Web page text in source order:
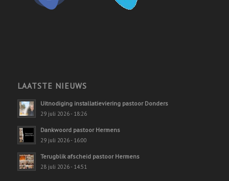
LAATSTE NIEUWS
Uitnodiging installatieviering pastoor Donders
29 juli 2026 - 18:26
Dankwoord pastoor Hermens
29 juli 2026 - 16:00
Terugblik afscheid pastoor Hermens
28 juli 2026 - 14:51